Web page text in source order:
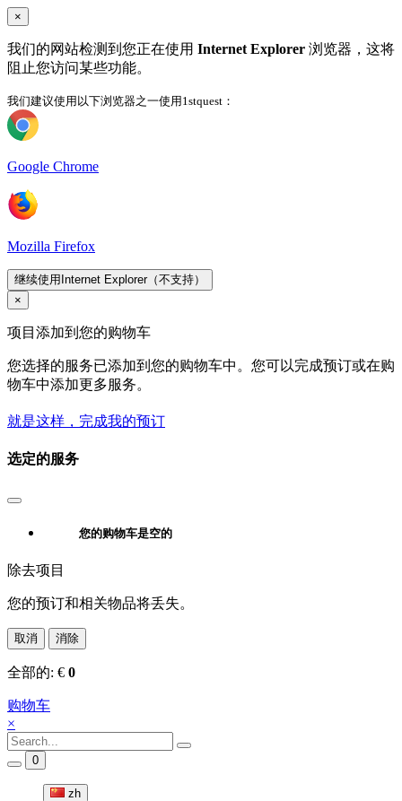
×
我们的网站检测到您正在使用 Internet Explorer 浏览器，这将
阻止您访问某些功能。
我们建议使用以下浏览器之一使用1stquest：
Google Chrome
Mozilla Firefox
继续使用Internet Explorer（不支持）
×
项目添加到您的购物车
您选择的服务已添加到您的购物车中。您可以完成预订或在购
物车中添加更多服务。
就是这样，完成我的预订
选定的服务
您的购物车是空的
除去项目
您的预订和相关物品将丢失。
取消 消除
全部的: € 0
购物车
×
0
zh